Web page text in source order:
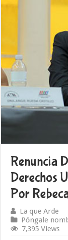
Renuncia
Derechos
Por
La que Arde
Póngale
7,395 Views